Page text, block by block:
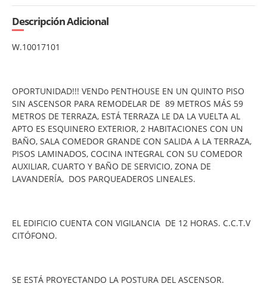
Descripción Adicional
W.10017101
OPORTUNIDAD!!! VENDo PENTHOUSE EN UN QUINTO PISO
SIN ASCENSOR PARA REMODELAR DE 89 METROS MÁS 59
METROS DE TERRAZA, ESTÁ TERRAZA LE DA LA VUELTA AL
APTO ES ESQUINERO EXTERIOR, 2 HABITACIONES CON UN
BAÑO, SALA COMEDOR GRANDE CON SALIDA A LA TERRAZA,
PISOS LAMINADOS, COCINA INTEGRAL CON SU COMEDOR
AUXILIAR, CUARTO Y BAÑO DE SERVICIO, ZONA DE
LAVANDERÍA, DOS PARQUEADEROS LINEALES.
EL EDIFICIO CUENTA CON VIGILANCIA DE 12 HORAS. C.C.T.V
CITÓFONO.
SE ESTÁ PROYECTANDO LA POSTURA DEL ASCENSOR.